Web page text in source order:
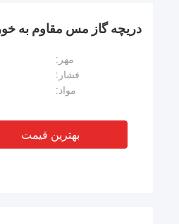
دریچه گاز مس مقاوم به
مهر:
فشار:
مواد:
بهترین قیمت